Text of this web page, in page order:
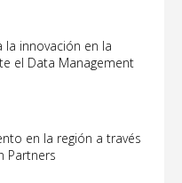
la innovación en la
el Data Management
en la región a través
Partners